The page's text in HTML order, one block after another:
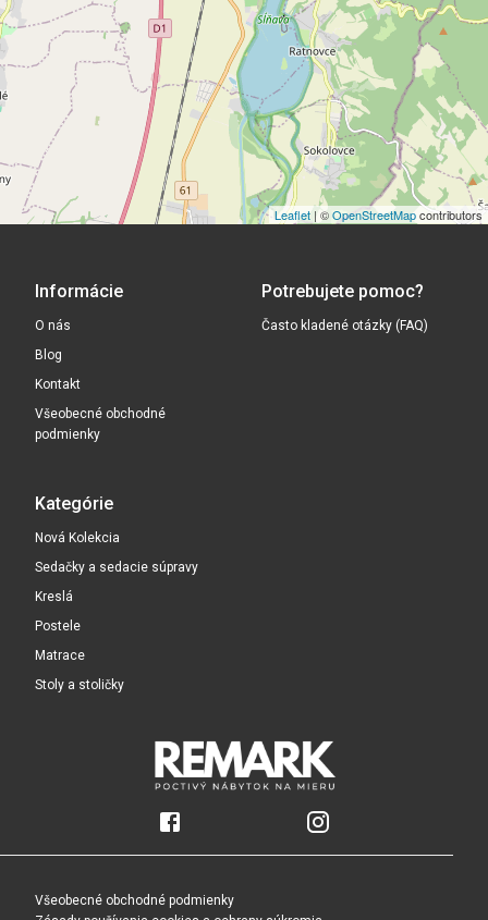
Leaflet | ©OpenStreetMapcontributors
Informácie
O nás
Blog
Kontakt
Všeobecné obchodné
podmienky
Potrebujete pomoc?
Často kladené otázky (FAQ)
Kategórie
Nová Kolekcia
Sedačky a sedacie súpravy
Kreslá
Postele
Matrace
Stoly a stoličky
Všeobecné obchodné podmienky